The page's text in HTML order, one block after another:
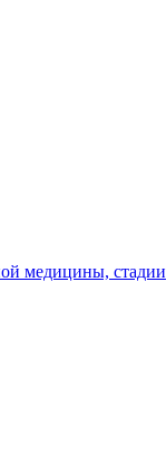
медицины, стадии